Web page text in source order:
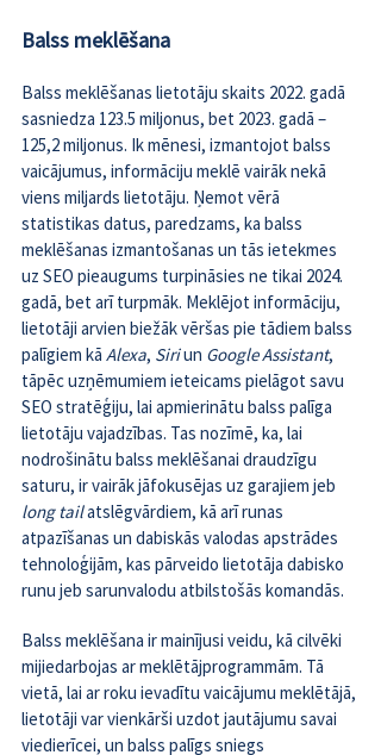
Balss meklēšana
Balss meklēšanas lietotāju skaits 2022. gadā
sasniedza 123.5 miljonus, bet 2023. gadā –
125,2 miljonus. Ik mēnesi, izmantojot balss
vaicājumus, informāciju meklē vairāk nekā
viens miljards lietotāju. Ņemot vērā
statistikas datus, paredzams, ka balss
meklēšanas izmantošanas un tās ietekmes
uz SEO pieaugums turpināsies ne tikai 2024.
gadā, bet arī turpmāk. Meklējot informāciju,
lietotāji arvien biežāk vēršas pie tādiem balss
palīgiem kā Alexa, Siri un Google Assistant,
tāpēc uzņēmumiem ieteicams pielāgot savu
SEO stratēģiju, lai apmierinātu balss palīga
lietotāju vajadzības. Tas nozīmē, ka, lai
nodrošinātu balss meklēšanai draudzīgu
saturu, ir vairāk jāfokusējas uz garajiem jeb
long tail atslēgvārdiem, kā arī runas
atpazīšanas un dabiskās valodas apstrādes
tehnoloģijām, kas pārveido lietotāja dabisko
runu jeb sarunvalodu atbilstošās komandās.
Balss meklēšana ir mainījusi veidu, kā cilvēki
mijiedarbojas ar meklētājprogrammām. Tā
vietā, lai ar roku ievadītu vaicājumu meklētājā,
lietotāji var vienkārši uzdot jautājumu savai
viedierīcei, un balss palīgs sniegs